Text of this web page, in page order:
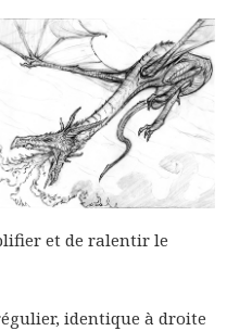
et de ralentir le
identique à droite